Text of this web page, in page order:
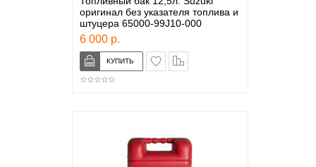
оригинал без указателя топлива и
штуцера 65000-99J10-000
6 000 р.
в закладки